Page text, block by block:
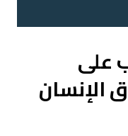
على
الإنسان